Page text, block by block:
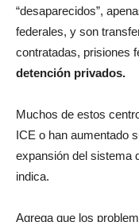
“desaparecidos”,
federales, y son
contratadas, prisiones
detención privados.
Muchos de estos
ICE o han aumentado
expansión del sistema
indica.
Agrega que los